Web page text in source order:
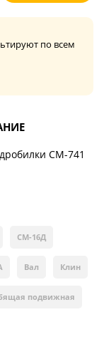
по всем
СМ-741
СМ-16Д
Вал Клин
подвижная